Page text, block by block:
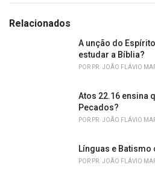
eRelacionados
A unção do
estudar a Bíblia?
POR PR. JOÃO FLÁVIO
Atos 22.16 ensina
Pecados?
POR PR. JOÃO FLÁVIO
Línguas e Batismo
POR PR. JOÃO FLÁVIO